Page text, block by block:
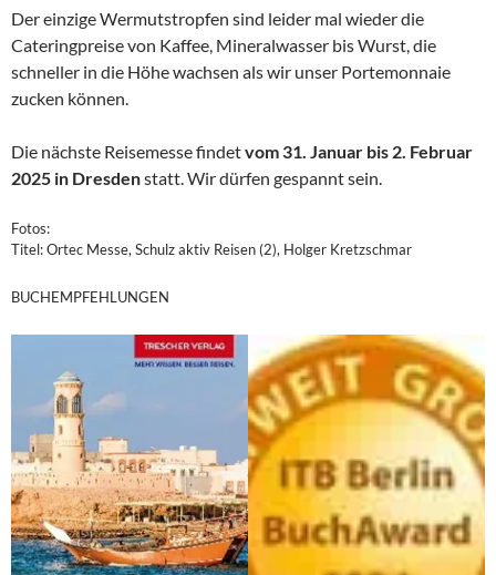
Der einzige Wermutstropfen sind leider mal wieder die
Cateringpreise von Kaffee, Mineralwasser bis Wurst, die
schneller in die Höhe wachsen als wir unser Portemonnaie
zucken können.
Die nächste Reisemesse findetvom 31. Januar bis 2. Februar
2025 in Dresdenstatt. Wir dürfen gespannt sein.
Fotos:
Titel: Ortec Messe, Schulz aktiv Reisen (2), Holger Kretzschmar
BUCHEMPFEHLUNGEN